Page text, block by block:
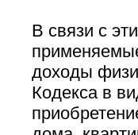
В связи с
доходы
Кодекса в